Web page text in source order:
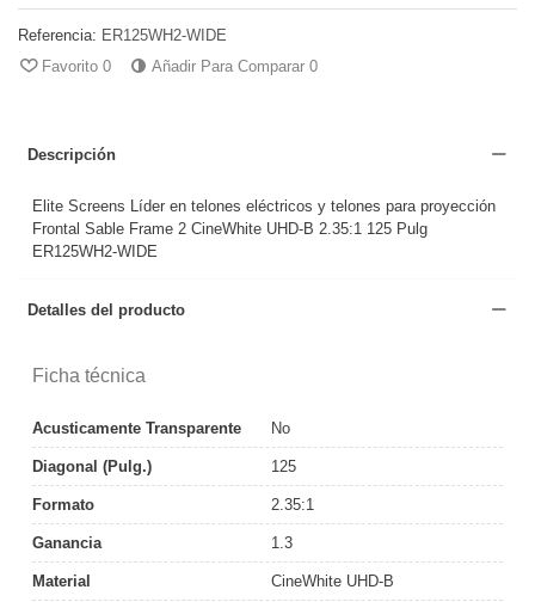
Referencia: ER125WH2-WIDE
Favorito 0 Añadir Para Comparar 0
Descripción
Elite Screens Líder en telones eléctricos y telones para proyección
Frontal Sable Frame 2 CineWhite UHD-B 2.35:1 125 Pulg
ER125WH2-WIDE
Detalles del producto
Ficha técnica
Acusticamente Transparente No
Diagonal (pulg.) 125
Formato 2.35:1
Ganancia 1.3
Material CineWhite UHD-B